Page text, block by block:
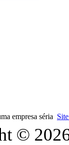
empresa séria
©